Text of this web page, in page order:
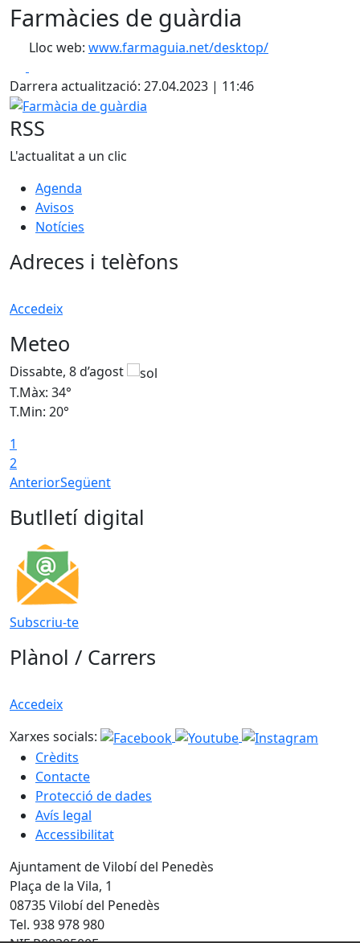
Farmàcies de guàrdia
Lloc web: www.farmaguia.net/desktop/
Darrera actualització: 27.04.2023 | 11:46
Farmàcia de guàrdia
RSS
L'actualitat a un clic
Agenda
Avisos
Notícies
Adreces i telèfons
Accedeix
Meteo
Dissabte, 8 d’agost
T.Màx: 34°
T.Min: 20°
1
2
AnteriorSegüent
Butlletí digital
Subscriu-te
Plànol / Carrers
Accedeix
Xarxes socials:
Crèdits
Contacte
Protecció de dades
Avís legal
Accessibilitat
Ajuntament de Vilobí del Penedès
Plaça de la Vila, 1
08735 Vilobí del Penedès
Tel. 938 978 980